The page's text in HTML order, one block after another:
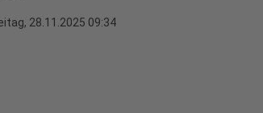
28.11.2025 09:34